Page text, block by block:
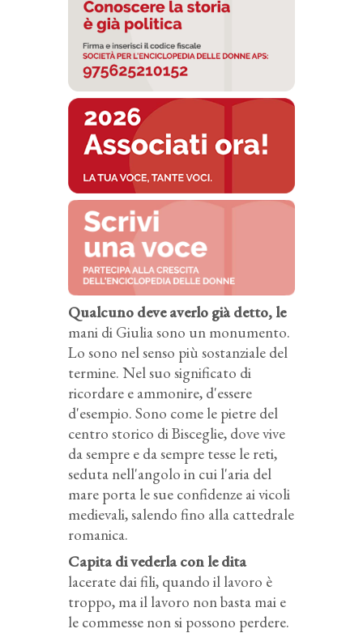
Qualcuno deve averlo già detto, le
mani di Giulia sono un monumento.
Lo sono nel senso più sostanziale del
termine. Nel suo significato di
ricordare e ammonire, d'essere
d'esempio. Sono come le pietre del
centro storico di Bisceglie, dove vive
da sempre e da sempre tesse le reti,
seduta nell'angolo in cui l'aria del
mare porta le sue confidenze ai vicoli
medievali, salendo fino alla cattedrale
romanica.
Capita di vederla con le dita
lacerate dai fili, quando il lavoro è
troppo, ma il lavoro non basta mai e
le commesse non si possono perdere.